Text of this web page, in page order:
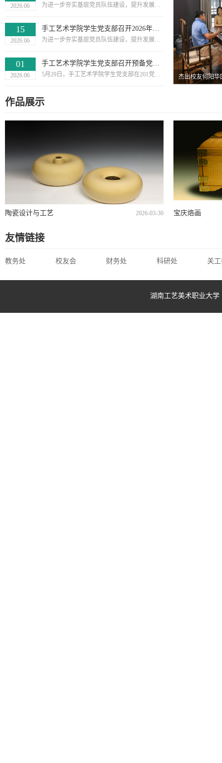
2026.06 为进一步夯实基层党员队伍建设，提升发展党员工作的规范性与严肃性，手工艺术学院学生党支部于2026年6月12日在201党员活动室召开预备党员接收大会。会议由学生党支部书记姚梦涵主持。大会严格对标党员发展工作各项要求。会上，5名发展对象依次围绕入党动机、对党的认识、个人成长脉络及自身不足进行汇报。入党介绍人分别就培养考察期间的综合表现作出客观评价，并明确表态。在充分听取汇报与介绍人意见后，与会正式党员展开充分讨论，...
15
2026.06
手工艺术学院学生党支部召开2026年上半年预备党员接收大会
为进一步夯实基层党员队伍建设，提升发展党员工作的规范性与严肃性，手工艺术学院学生党支部于2026年6月12日在201党员活动室召开预备党员接收大会。会议由学生党支部书记姚梦涵主持。大会严格对标党员发展工作各项要求。会上，5名发展对象依次围绕入党动机、对党的认识、个人成长脉络及自身不足进行汇报。入党介绍人分别就培养考察期间的综合表现作出客观评价，并明确表态。在充分听取汇报与介绍人意见后，与会正式党员展开充分讨论，...
01
2026.06
手工艺术学院学生党支部召开预备党员转正大会
5月29日，手工艺术学院学生党支部在201党员活动室召开支部党员大会，专题讨论罗一婷等7名预备党员的转正事宜。会议由党支部书记姚梦涵同志主持，支部全体党员参加。大会有序推进各项议程。7名预备党员围绕预备期间的思想淬炼、学业进展与实践历练，向组织作了诚恳而深刻的汇报。入党介绍人结合日常培养实际，逐一介绍各位同志在考察期内的成长与表现。支委会随后向大会报告审查情况，在充分听取汇报与意见后，与会党员展开深入讨论，... 杰出校友何阳华
作品展示
陶瓷设计与工艺 2026-03-30 宝庆烙画
友情链接
教务处 校友会 财务处 科研处 关
湖南工艺美术职业大